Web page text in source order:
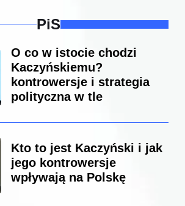
PiS
O co w istocie chodzi
Kaczyńskiemu?
kontrowersje i strategia
polityczna w tle
Kto to jest Kaczyński i jak
jego kontrowersje
wpływają na Polskę